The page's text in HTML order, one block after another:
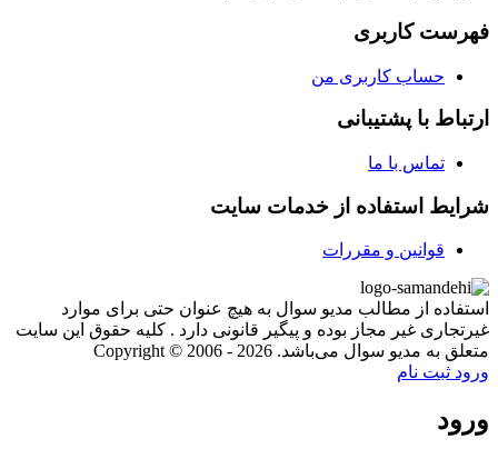
فهرست کاربری
حساب کاربری من
ارتباط با پشتیبانی
تماس با ما
شرایط استفاده از خدمات سایت
قوانین و مقررات
استفاده از مطالب مدیو سوال به هیچ عنوان حتی برای موارد
غیرتجاری غیر مجاز بوده و پیگیر قانونی دارد . کلیه حقوق این سایت
متعلق به مدیو سوال می‌باشد. Copyright © 2006 - 2026
ورود ثبت نام
ورود